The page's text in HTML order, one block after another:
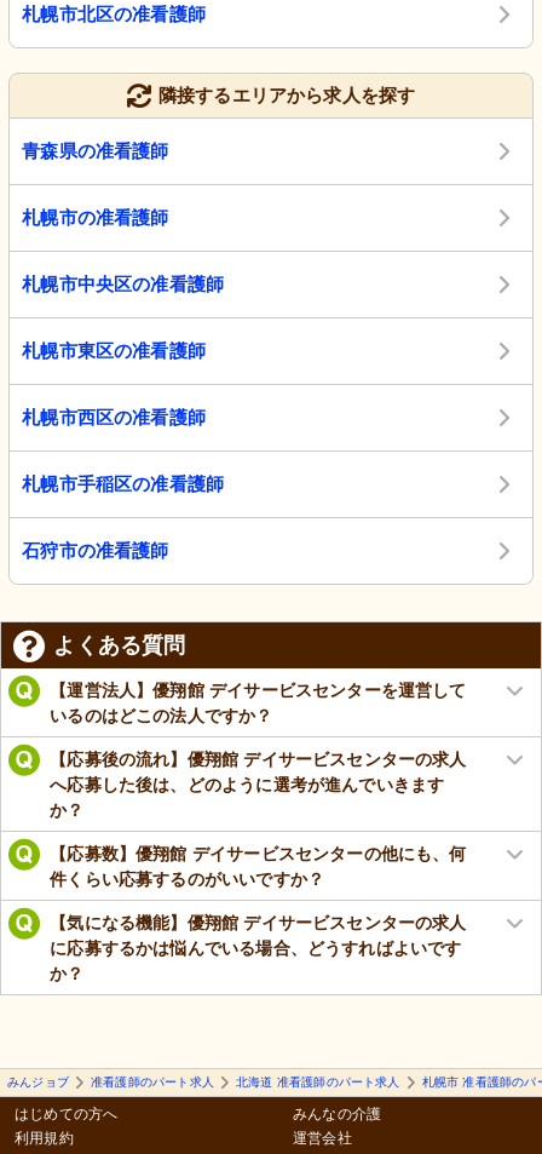
札幌市北区の准看護師
隣接するエリアから求人を探す
青森県の准看護師
札幌市の准看護師
札幌市中央区の准看護師
札幌市東区の准看護師
札幌市西区の准看護師
札幌市手稲区の准看護師
石狩市の准看護師
よくある質問
【運営法人】優翔館 デイサービスセンターを運営して
いるのはどこの法人ですか？
【応募後の流れ】優翔館 デイサービスセンターの求人
へ応募した後は、どのように選考が進んでいきます
か？
【応募数】優翔館 デイサービスセンターの他にも、何
件くらい応募するのがいいですか？
【気になる機能】優翔館 デイサービスセンターの求人
に応募するかは悩んでいる場合、どうすればよいです
か？
みんジョブ 准看護師のパート求人 北海道 准看護師のパート求人 札幌市 准看護師のパ
はじめての方へ
利用規約
みんなの介護
運営会社